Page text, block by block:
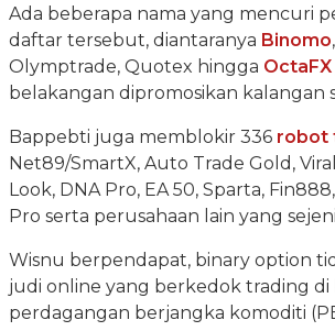
Ada beberapa nama yang mencuri
daftar tersebut, diantaranya Binomo
Olymptrade, Quotex hingga OctaFX
belakangan dipromosikan kalangan
Bappebti juga memblokir 336 robot
Net89/SmartX, Auto Trade Gold,
Look, DNA Pro, EA 50, Sparta,
Pro serta perusahaan lain yang
Wisnu berpendapat, binary option
judi online yang berkedok trading di
perdagangan berjangka komoditi